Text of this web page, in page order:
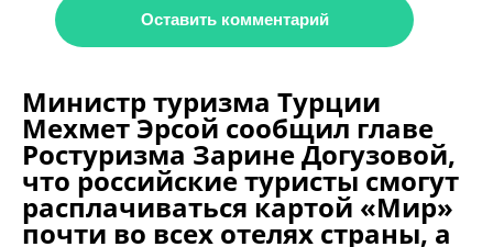
Оставить комментарий
Министр туризма Турции
Мехмет Эрсой сообщил главе
Ростуризма Зарине Догузовой,
что российские туристы смогут
расплачиваться картой «Мир»
почти во всех отелях страны, а